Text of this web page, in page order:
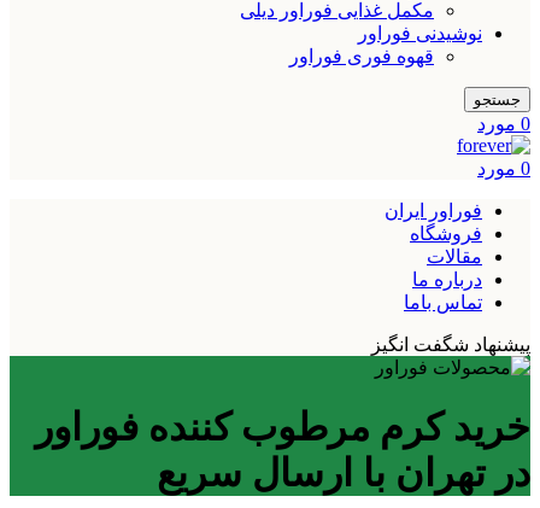
مکمل غذایی فوراور دیلی
نوشیدنی فوراور
قهوه فوری فوراور
جستجو
0 مورد
0 مورد
فوراور ایران
فروشگاه
مقالات
درباره ما
تماس باما
پیشنهاد شگفت انگیز
خرید کرم مرطوب کننده فوراور
در تهران با ارسال سریع